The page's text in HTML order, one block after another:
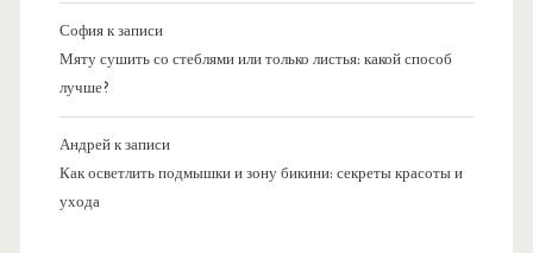
Софияк записи
Мяту сушить со стеблями или только листья: какой способ
лучше?
Андрейк записи
Как осветлить подмышки и зону бикини: секреты красоты и
ухода